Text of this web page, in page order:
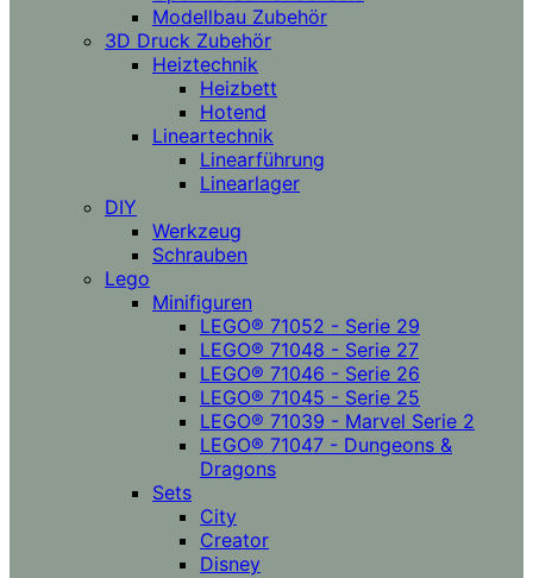
Modellbau Zubehör
3D Druck Zubehör
Heiztechnik
Heizbett
Hotend
Lineartechnik
Linearführung
Linearlager
DIY
Werkzeug
Schrauben
Lego
Minifiguren
LEGO® 71052 - Serie 29
LEGO® 71048 - Serie 27
LEGO® 71046 - Serie 26
LEGO® 71045 - Serie 25
LEGO® 71039 - Marvel Serie 2
LEGO® 71047 - Dungeons &
Dragons
Sets
City
Creator
Disney